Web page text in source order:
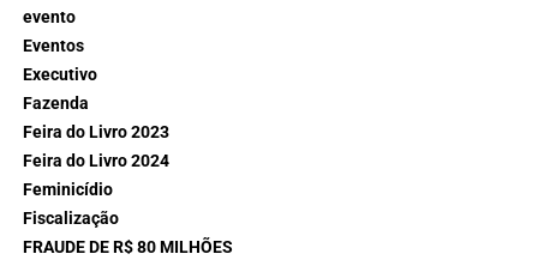
evento
Eventos
Executivo
Fazenda
Feira do Livro 2023
Feira do Livro 2024
Feminicídio
Fiscalização
FRAUDE DE R$ 80 MILHÕES